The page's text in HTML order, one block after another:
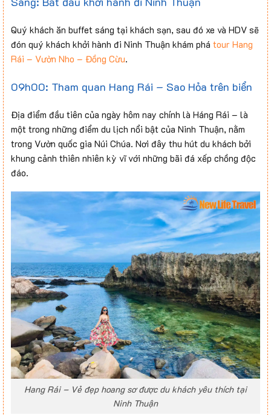
Quý khách ăn buffet sáng tại khách sạn, sau đó xe và HDV sẽ
đón quý khách khởi hành đi Ninh Thuận khám phá tour Hang
Rái – Vườn Nho – Đồng Cừu.
09h00: Tham quan Hang Rái – Sao Hỏa trên biển
Địa điểm đầu tiên của ngày hôm nay chính là Háng Rái – là
một trong những điểm du lịch nổi bật của Ninh Thuận, nằm
trong Vườn quốc gia Núi Chúa. Nơi đây thu hút du khách bởi
khung cảnh thiên nhiên kỳ vĩ với những bãi đá xếp chồng độc
đáo.
Hang Rái – Vẻ đẹp hoang sơ được du khách yêu thích tại
Ninh Thuận